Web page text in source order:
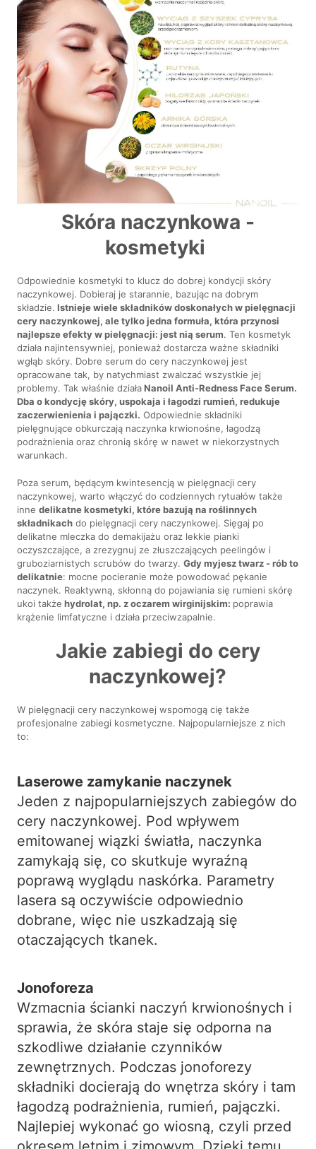
Skóra naczynkowa -
kosmetyki
Odpowiednie kosmetyki to klucz do dobrej kondycji skóry
naczynkowej. Dobieraj je starannie, bazując na dobrym
składzie. Istnieje wiele składników doskonałych w pielęgnacji
cery naczynkowej, ale tylko jedna formuła, która przynosi
najlepsze efekty w pielęgnacji: jest nią serum. Ten kosmetyk
działa najintensywniej, ponieważ dostarcza ważne składniki
wgłąb skóry. Dobre serum do cery naczynkowej jest
opracowane tak, by natychmiast zwalczać wszystkie jej
problemy. Tak właśnie działaNanoil Anti-Redness Face Serum.
Dba o kondycję skóry, uspokaja i łagodzi rumień, redukuje
zaczerwienienia i pajączki. Odpowiednie składniki
pielęgnujące obkurczają naczynka krwionośne, łagodzą
podrażnienia oraz chronią skórę w nawet w niekorzystnych
warunkach.
Poza serum, będącym kwintesencją w pielęgnacji cery
naczynkowej, warto włączyć do codziennych rytuałów także
innedelikatne kosmetyki, które bazują na roślinnych
składnikach do pielęgnacji cery naczynkowej. Sięgaj po
delikatne mleczka do demakijażu oraz lekkie pianki
oczyszczające, a zrezygnuj ze złuszczających peelingów i
gruboziarnistych scrubów do twarzy.Gdy myjesz twarz - rób to
delikatnie: mocne pocieranie może powodować pękanie
naczynek. Reaktywną, skłonną do pojawiania się rumieni skórę
ukoi także hydrolat, np. z oczarem wirginijskim: poprawia
krążenie limfatyczne i działa przeciwzapalnie.
Jakie zabiegi do cery
naczynkowej?
W pielęgnacji cery naczynkowej wspomogą cię także
profesjonalne zabiegi kosmetyczne. Najpopularniejsze z nich
to:
Laserowe zamykanie naczynek
Jeden z najpopularniejszych zabiegów do
cery naczynkowej. Pod wpływem
emitowanej wiązki światła, naczynka
zamykają się, co skutkuje wyraźną
poprawą wyglądu naskórka. Parametry
lasera są oczywiście odpowiednio
dobrane, więc nie uszkadzają się
otaczających tkanek.
Jonoforeza
Wzmacnia ścianki naczyń krwionośnych i
sprawia, że skóra staje się odporna na
szkodliwe działanie czynników
zewnętrznych. Podczas jonoforezy
składniki docierają do wnętrza skóry i tam
łagodzą podrażnienia, rumień, pajączki.
Najlepiej wykonać go wiosną, czyli przed